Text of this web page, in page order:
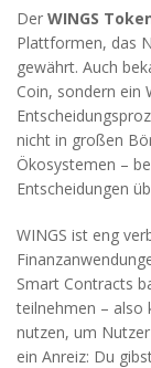
Der WINGS
Plattformen, das
gewährt. Auch
Coin, sondern ein
nicht in großen
Ökosystemen –
Entscheidungen
WINGS ist eng
Smart Contracts
teilnehmen – also
nutzen, um
ein Anreiz: Du